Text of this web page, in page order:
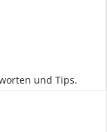
und Tips.